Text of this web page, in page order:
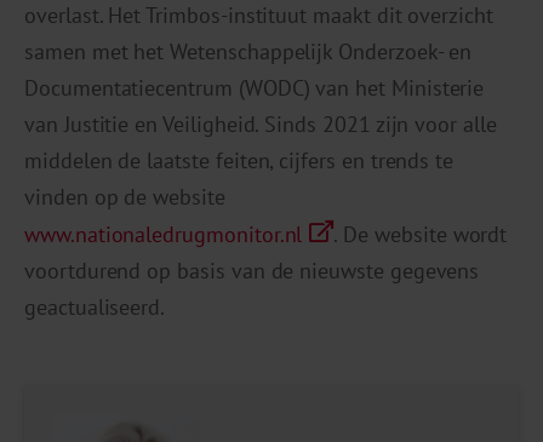
overlast. Het Trimbos-instituut maakt dit overzicht
samen met het Wetenschappelijk Onderzoek- en
Documentatiecentrum (WODC) van het Ministerie
van Justitie en Veiligheid. Sinds 2021 zijn voor alle
middelen de laatste feiten, cijfers en trends te
vinden op de website
www.nationaledrugmonitor.nl
. De website wordt
voortdurend op basis van de nieuwste gegevens
geactualiseerd.